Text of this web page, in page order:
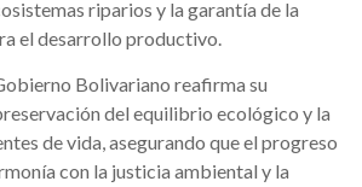
riparios y la garantía de la
el desarrollo productivo.
Bolivariano reafirma su
del equilibrio ecológico y la
de vida, asegurando que el progreso
con la justicia ambiental y la